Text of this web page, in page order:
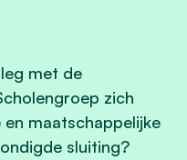
met de
zich
maatschappelijke
sluiting?